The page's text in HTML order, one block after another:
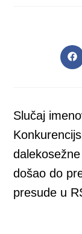
in
Slučaj
došao do
presude u